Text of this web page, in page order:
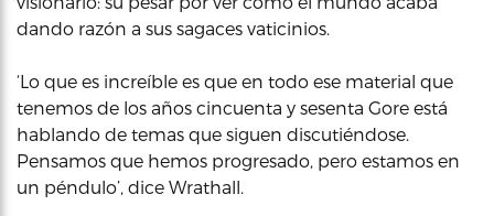
dando razón a sus sagaces vaticinios.
‘Lo que es increíble es que en todo ese material que
tenemos de los años cincuenta y sesenta Gore está
hablando de temas que siguen discutiéndose.
Pensamos que hemos progresado, pero estamos en
un péndulo’, dice Wrathall.